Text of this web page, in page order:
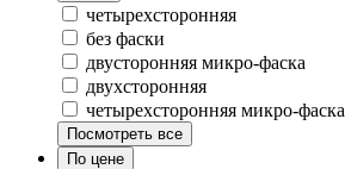
четырехсторонняя
без фаски
двусторонняя микро-фаска
двухсторонняя
четырехсторонняя микро-фаска
Посмотреть все
По цене